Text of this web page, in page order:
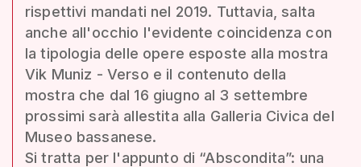
rispettivi mandati nel 2019. Tuttavia, salta
anche all'occhio l'evidente coincidenza con
la tipologia delle opere esposte alla mostra
Vik Muniz - Verso e il contenuto della
mostra che dal 16 giugno al 3 settembre
prossimi sarà allestita alla Galleria Civica del
Museo bassanese.
Si tratta per l'appunto di “Abscondita”: una